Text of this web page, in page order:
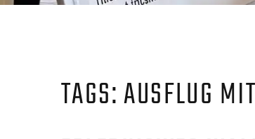
TAGS: AUSFLUG